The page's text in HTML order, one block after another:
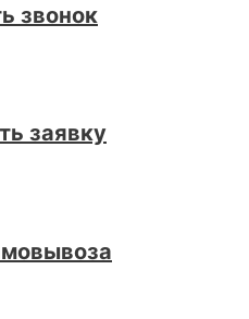
звонок
заявку